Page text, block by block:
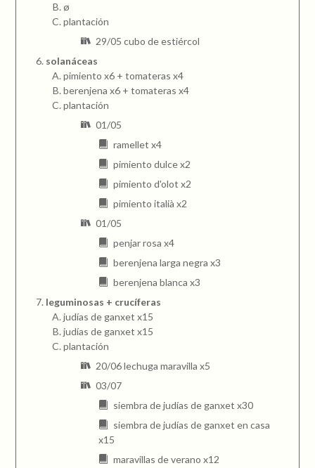
ø
plantación
29/05 cubo de estiércol
solanáceas
pimiento x6 + tomateras x4
berenjena x6 + tomateras x4
plantación
01/05
ramellet x4
pimiento dulce x2
pimiento d'olot x2
pimiento italià x2
01/05
penjar rosa x4
berenjena larga negra x3
berenjena blanca x3
leguminosas + crucíferas
judías de ganxet x15
judías de ganxet x15
plantación
20/06 lechuga maravilla x5
03/07
siembra de judías de ganxet x30
siembra de judías de ganxet en casa
x15
maravillas de verano x12